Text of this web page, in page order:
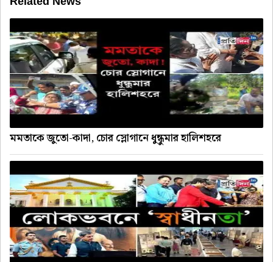
মমতাকে জুতো-কাদা, চোর স্লোগানে ধুন্ধুমার হালিশহরে